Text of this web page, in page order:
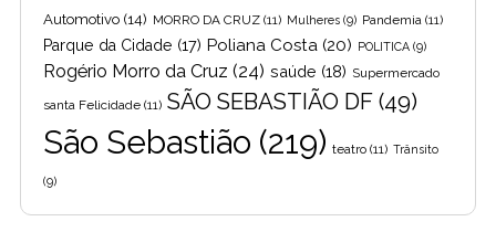
Automotivo (14) MORRO DA CRUZ (11) Mulheres (9) Pandemia (11)
Parque da Cidade (17) Poliana Costa (20) POLITICA (9)
Rogério Morro da Cruz (24) saúde (18) Supermercado
santa Felicidade (11) SÃO SEBASTIÃO DF (49)
São Sebastião (219) teatro (11) Trânsito
(9)